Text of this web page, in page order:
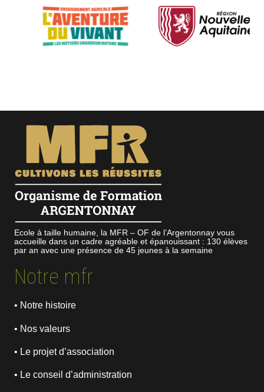
Ecole à taille humaine, la MFR – OF de l’Argentonnay vous
accueille dans un cadre agréable et épanouissant : 130 élèves
par an avec une présence de 45 jeunes à la semaine
Notre mfr
• Notre histoire
• Nos valeurs
• Le projet d’association
• Le conseil d’administration